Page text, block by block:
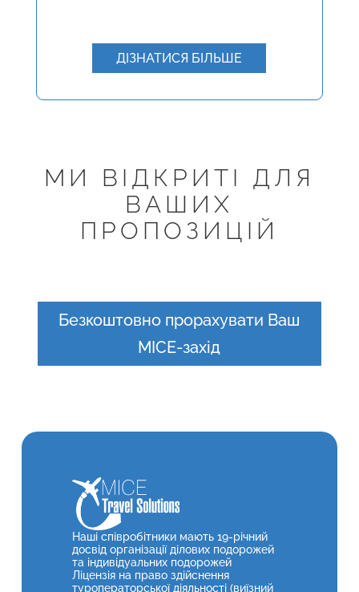
ДІЗНАТИСЯ БІЛЬШЕ
МИ ВІДКРИТІ ДЛЯ
ВАШИХ
ПРОПОЗИЦІЙ
Безкоштовно прорахувати Ваш
MICE-захід
Наші співробітники мають 19-річний
досвід організації ділових подорожей
та індивідуальних подорожей
Ліцензія на право здійснення
туроператорської діяльності (виїзний